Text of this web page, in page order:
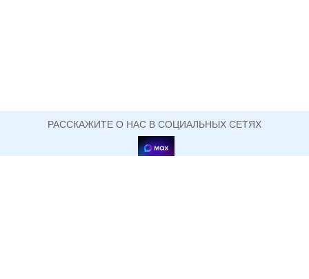
РАССКАЖИТЕ О НАС В СОЦИАЛЬНЫХ СЕТЯХ